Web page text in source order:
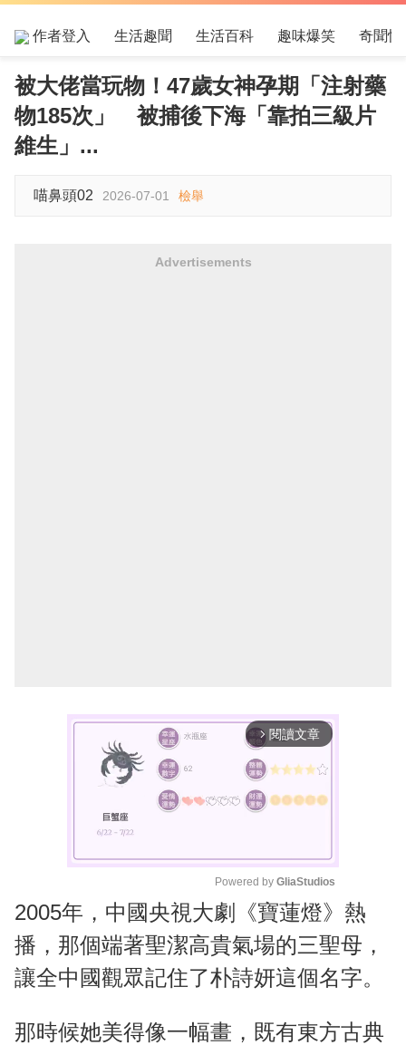
作者登入 生活趣聞 生活百科 趣味爆笑 奇聞怪
被大佬當玩物！47歲女神孕期「注射藥
物185次」 被捕後下海「靠拍三級片
維生」...
喵鼻頭02 2026-07-01 檢舉
Advertisements
arrow_forward_ios 閱讀文章
M
u
t
e
Powered by GliaStudios
2005年，中國央視大劇《寶蓮燈》熱
播，那個端著聖潔高貴氣場的三聖母，
讓全中國觀眾記住了朴詩妍這個名字。
那時候她美得像一幅畫，既有東方古典